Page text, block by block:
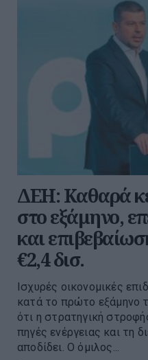
ΔΕΗ: Καθαρά
στο εξάμηνο,
και
€2,4 δισ.
Ισχυρές οικονομικές
κατά το πρώτο εξάμηνο
ότι η στρατηγική
πηγές ενέργειας και τη
αποδίδει. Ο όμιλος...